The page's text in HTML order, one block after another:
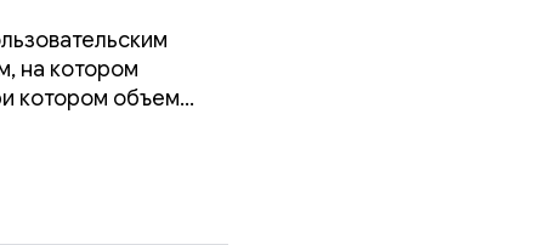
на котором
котором объем